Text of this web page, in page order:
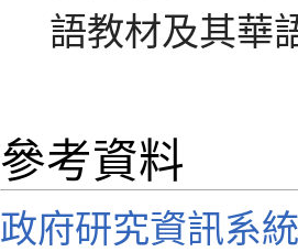
語教材及其華
參考資料
政府研究資訊系